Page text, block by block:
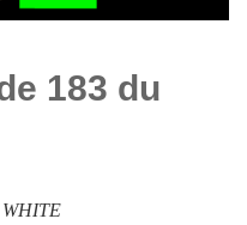
183 du
WHITE